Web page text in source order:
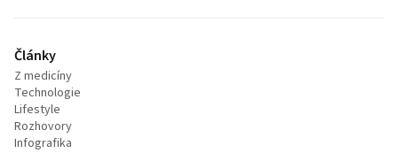
Články
Z medicíny
Technologie
Lifestyle
Rozhovory
Infografika